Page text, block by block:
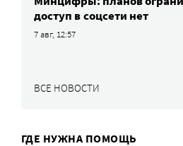
доступ в соцсети нет
7 авг, 12:57
ВСЕ НОВОСТИ
ГДЕ НУЖНА ПОМОЩЬ